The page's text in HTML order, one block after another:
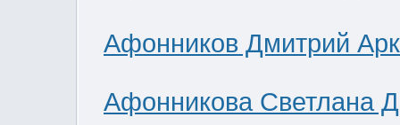
Афонников Дмитрий
Афонникова Светлана